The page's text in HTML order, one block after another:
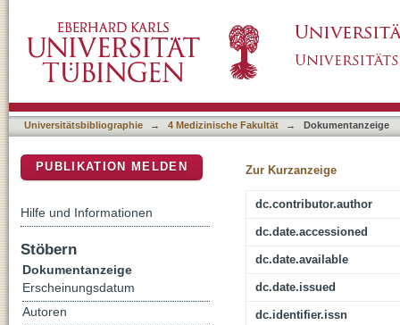
immediate transition after birth (COSGOD
multi-national, clinical trial on additional
with defined treatment guidelines versus
infants during immediate transition: study
Universitätsbibliographie → 4 Medizinische Fakultät → Dokumentanzeige
Zur Kurzanzeige
dc.contributor.author
dc.date.accessioned
dc.date.available
dc.date.issued
dc.identifier.issn
PUBLIKATION MELDEN
Hilfe und Informationen
Stöbern
Dokumentanzeige
Erscheinungsdatum
Autoren